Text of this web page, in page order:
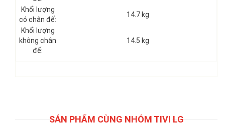
Khối lượng
có chân đế:
14.7 kg
Khối lượng
không chân
đế:
14.5 kg
SẢN PHẨM CÙNG NHÓM TIVI LG